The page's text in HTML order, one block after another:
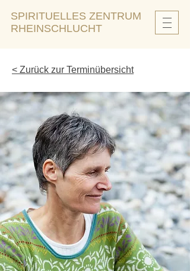
SPIRITUELLES ZENTRUM
RHEINSCHLUCHT
< Zurück zur Terminübersicht